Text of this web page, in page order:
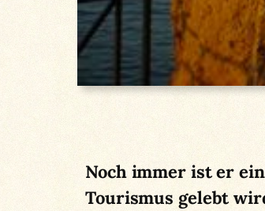
Noch immer ist er
Tourismus gelebt